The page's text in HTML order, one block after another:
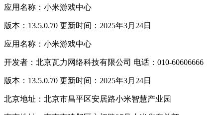
应用名称：小米游戏中心
版本：13.5.0.70 更新时间：2025年3月24日
应用名称：小米游戏中心
开发者：北京瓦力网络科技有限公司 电话：010-60606666
版本：13.5.0.70 更新时间：2025年3月24日
北京地址：北京市昌平区安居路小米智慧产业园